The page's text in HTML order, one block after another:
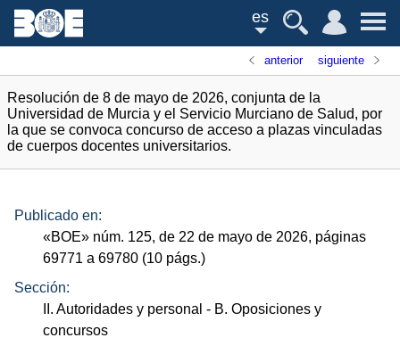
es
anterior siguiente
Resolución de 8 de mayo de 2026, conjunta de la
Universidad de Murcia y el Servicio Murciano de Salud, por
la que se convoca concurso de acceso a plazas vinculadas
de cuerpos docentes universitarios.
Publicado en:
«BOE» núm. 125, de 22 de mayo de 2026, páginas
69771 a 69780 (10 págs.)
Sección:
II. Autoridades y personal - B. Oposiciones y
concursos